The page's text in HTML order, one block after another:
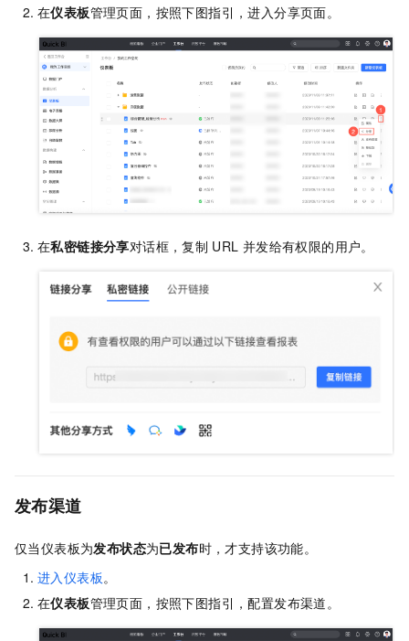
在仪表板管理页面，按照下图指引，进入分享页面。
在私密链接分享对话框，复制 URL 并发给有权限的用户。
发布渠道
仅当仪表板为发布状态为已发布时，才支持该功能。
进入仪表板。
在仪表板管理页面，按照下图指引，配置发布渠道。